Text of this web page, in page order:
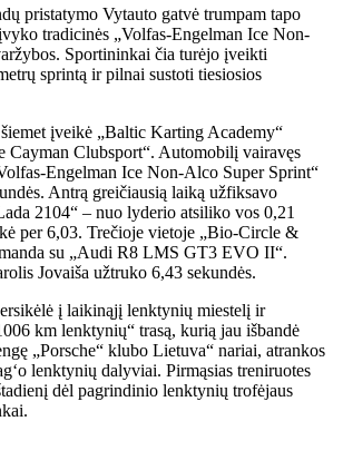
pristatymo Vytauto gatvė trumpam tapo
tradicinės „Volfas-Engelman Ice Non-
Sportininkai čia turėjo įveikti
sprintą ir pilnai sustoti tiesiosios
įveikė „Baltic Karting Academy“
Cayman Clubsport“. Automobilį vairavęs
Engelman Ice Non-Alco Super Sprint“
Antrą greičiausią laiką užfiksavo
2104“ – nuo lyderio atsiliko vos 0,21
per 6,03. Trečioje vietoje „Bio-Circle &
su „Audi R8 LMS GT3 EVO II“.
Jovaiša užtruko 6,43 sekundės.
į laikinąjį lenktynių miestelį ir
km lenktynių“ trasą, kurią jau išbandė
„Porsche“ klubo Lietuva“ nariai, atrankos
lenktynių dalyviai. Pirmąsias treniruotes
dėl pagrindinio lenktynių trofėjaus